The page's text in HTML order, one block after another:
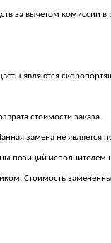
за вычетом комиссии
являются
стоимости заказа.
замена не является
позиций исполнителем
Стоимость